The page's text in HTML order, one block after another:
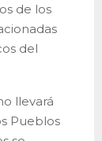
de los
del
llevará
Pueblos